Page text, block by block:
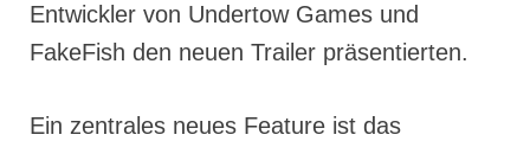
Entwickler von Undertow Games und
FakeFish den neuen Trailer präsentierten.
Ein zentrales neues Feature ist das